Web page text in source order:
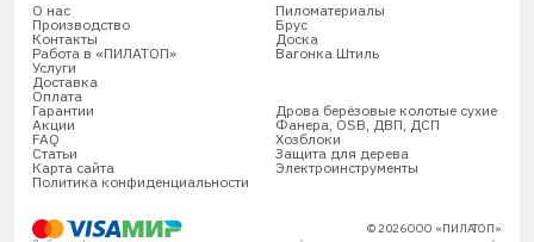
О нас
Производство
Контакты
Работа в «ПИЛАТОП»
Услуги
Доставка
Оплата
Гарантии
Акции
FAQ
Статьи
Карта сайта
Политика конфиденциальности
Пиломатериалы
Брус
Доска
Вагонка Штиль
Дрова берёзовые колотые сухие
Фанера, OSB, ДВП, ДСП
Хозблоки
Защита для дерева
Электроинструменты
© 2026 ООО «ПИЛАТОП»